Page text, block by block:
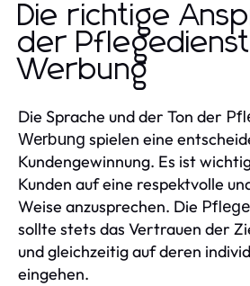
Die richtige
der Pflegedienst
Werbung
Die Sprache und der Ton der
Werbung spielen eine
Kundengewinnung. Es ist
Kunden auf eine respektvolle
Weise anzusprechen. Die
sollte stets das Vertrauen der
und gleichzeitig auf deren
eingehen.